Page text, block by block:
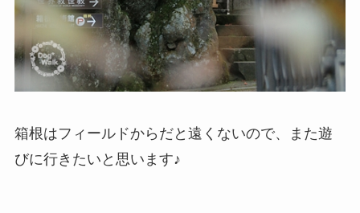
箱根はフィールドからだと遠くないので、また遊
びに行きたいと思います♪